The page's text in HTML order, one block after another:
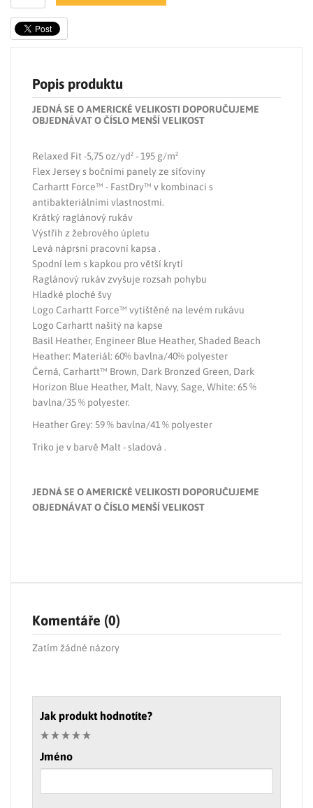
Popis produktu
JEDNÁ SE O AMERICKÉ VELIKOSTI DOPORUČUJEME
OBJEDNÁVAT O ČÍSLO MENŠÍ VELIKOST
Relaxed Fit -5,75 oz/yd² - 195 g/m²
Flex Jersey s bočními panely ze síťoviny
Carhartt Force™ - FastDry™ v kombinaci s
antibakteriálními vlastnostmi.
Krátký raglánový rukáv
Výstřih z žebrového úpletu
Levá náprsní pracovní kapsa .
Spodní lem s kapkou pro větší krytí
Raglánový rukáv zvyšuje rozsah pohybu
Hladké ploché švy
Logo Carhartt Force™ vytištěné na levém rukávu
Logo Carhartt našitý na kapse
Basil Heather, Engineer Blue Heather, Shaded Beach
Heather: Materiál: 60% bavlna/40% polyester
Černá, Carhartt™ Brown, Dark Bronzed Green, Dark
Horizon Blue Heather, Malt, Navy, Sage, White: 65 %
bavlna/35 % polyester.
Heather Grey: 59 % bavlna/41 % polyester
Triko je v barvě Malt - sladová .
JEDNÁ SE O AMERICKÉ VELIKOSTI DOPORUČUJEME
OBJEDNÁVAT O ČÍSLO MENŠÍ VELIKOST
Komentáře (0)
Zatím žádné názory
Jak produkt hodnotíte?
Jméno